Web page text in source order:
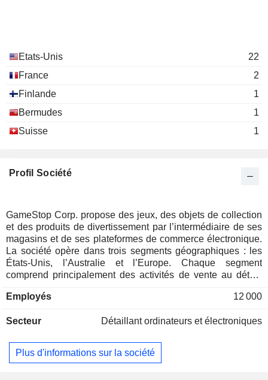
Etats-Unis
22
France
2
Finlande
1
Bermudes
1
Suisse
1
Profil Société
GameStop Corp. propose des jeux, des objets de collection
et des produits de divertissement par l’intermédiaire de ses
magasins et de ses plateformes de commerce électronique.
La société opère dans trois segments géographiques : les
États-Unis, l’Australie et l’Europe. Chaque segment
comprend principalement des activités de vente au détail,
divertissement et la technologie. La société compte au total
segments : 1 598 aux États-Unis, 308 en Europe et 300 en
électronique opèrent principalement sous les enseignes
GameStop, EB Games et Micromania. Ses segments
Employés 12 000
Secteur Détaillant ordinateurs et électroniques
Plus d'informations sur la société